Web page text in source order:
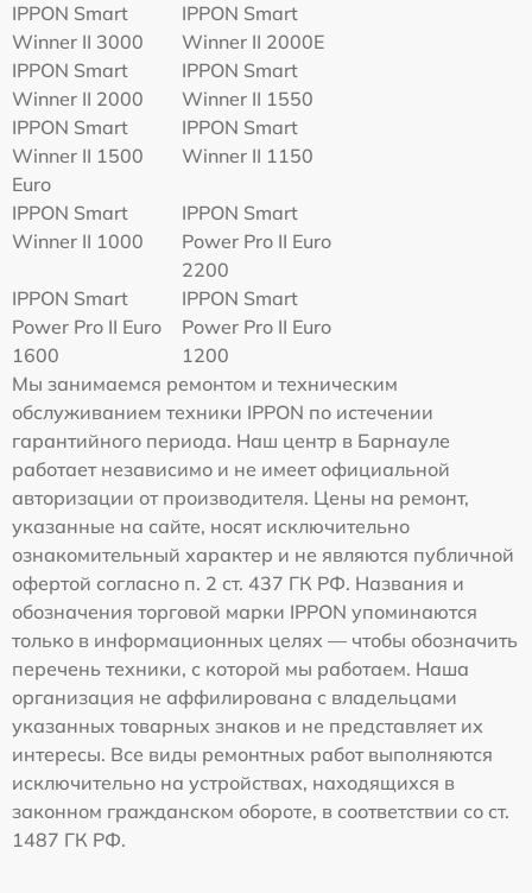
IPPON Smart
Winner II 3000
IPPON Smart
Winner II 2000E
IPPON Smart
Winner II 2000
IPPON Smart
Winner II 1550
IPPON Smart
Winner II 1500
Euro
IPPON Smart
Winner II 1150
IPPON Smart
Winner II 1000
IPPON Smart
Power Pro II Euro
2200
IPPON Smart
Power Pro II Euro
1600
IPPON Smart
Power Pro II Euro
1200
Мы занимаемся ремонтом и техническим
обслуживанием техники IPPON по истечении
гарантийного периода. Наш центр в Барнауле
работает независимо и не имеет официальной
авторизации от производителя. Цены на ремонт,
указанные на сайте, носят исключительно
ознакомительный характер и не являются публичной
офертой согласно п. 2 ст. 437 ГК РФ. Названия и
обозначения торговой марки IPPON упоминаются
только в информационных целях — чтобы обозначить
перечень техники, с которой мы работаем. Наша
организация не аффилирована с владельцами
указанных товарных знаков и не представляет их
интересы. Все виды ремонтных работ выполняются
исключительно на устройствах, находящихся в
законном гражданском обороте, в соответствии со ст.
1487 ГК РФ.